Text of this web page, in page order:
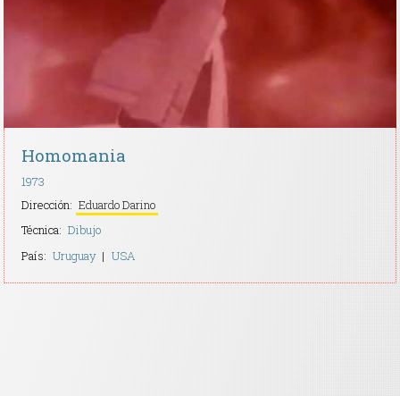
Homomania
1973
Dirección: Eduardo Darino
Técnica: Dibujo
País: Uruguay USA